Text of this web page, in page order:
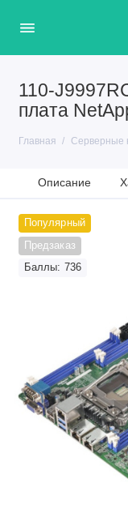
110-
плата
Главная Серверные
Описание
Популярный
Предзаказ
Баллы: 736